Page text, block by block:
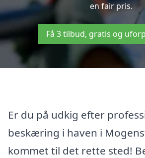
en fair pris.
Få 3 tilbud, gratis og
Er du på udkig efter
beskæring i haven i
kommet til det rette sted!